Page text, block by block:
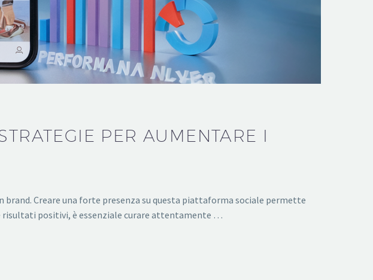
PER AUMENTARE I
Creare una forte presenza su questa piattaforma sociale permette
positivi, è essenziale curare attentamente …